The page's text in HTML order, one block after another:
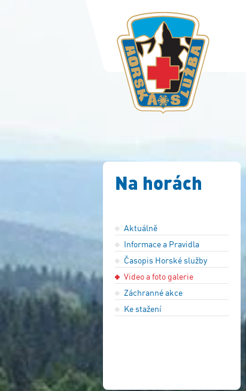
Na horách
Aktuálně
Informace a Pravidla
Časopis Horské služby
Video a foto galerie
Záchranné akce
Ke stažení